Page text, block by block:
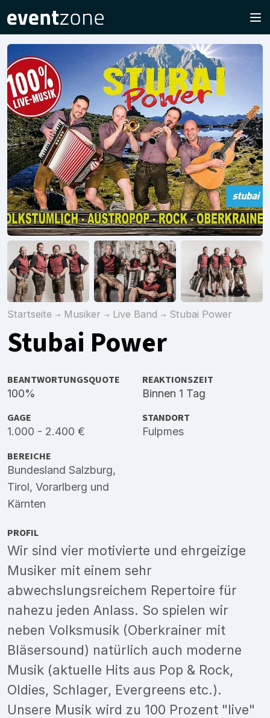
Startseite Musiker Live Band Stubai Power
Stubai Power
BEANTWORTUNGSQUOTE
100%
REAKTIONSZEIT
Binnen 1 Tag
GAGE
1.000 - 2.400 €
STANDORT
Fulpmes
BEREICHE
Bundesland Salzburg,
Tirol, Vorarlberg und
Kärnten
PROFIL
Wir sind vier motivierte und ehrgeizige
Musiker mit einem sehr
abwechslungsreichem Repertoire für
nahezu jeden Anlass. So spielen wir
neben Volksmusik (Oberkrainer mit
Bläsersound) natürlich auch moderne
Musik (aktuelle Hits aus Pop & Rock,
Oldies, Schlager, Evergreens etc.).
Unsere Musik wird zu 100 Prozent "live"